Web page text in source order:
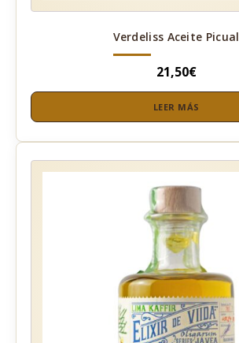
Verdeliss Aceite Picual
21,50€
LEER MÁS